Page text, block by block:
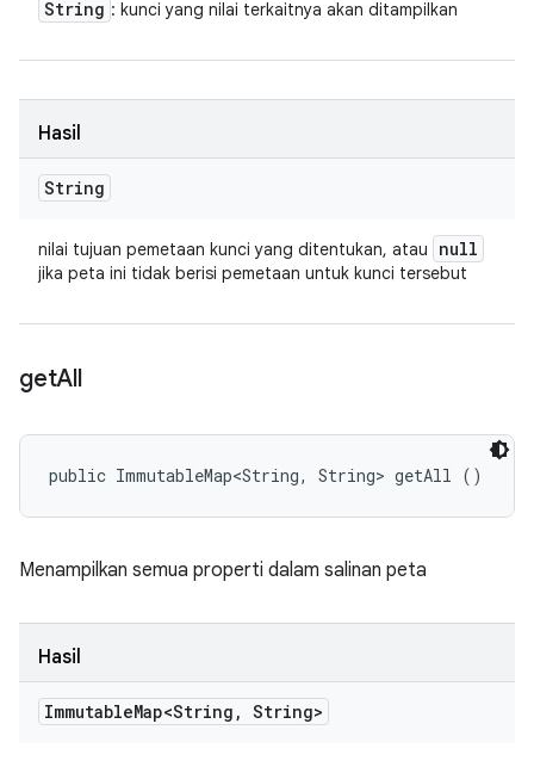
String : kunci yang nilai terkaitnya akan ditampilkan
Hasil
String
nilai tujuan pemetaan kunci yang ditentukan, atau null
jika peta ini tidak berisi pemetaan untuk kunci tersebut
getAll
public ImmutableMap<String, String> getAll ()
Menampilkan semua properti dalam salinan peta
Hasil
ImmutableMap<String , String>